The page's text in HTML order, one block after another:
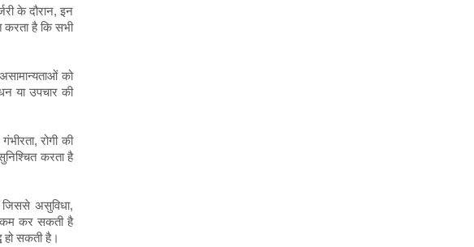
के दौरान, इन
करता है कि सभी
को
या उपचार की
रोगी की
करता है
जिससे असुविधा,
कम कर सकती है
सकती है।